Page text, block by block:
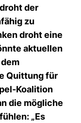
der
zu
droht eine
aktuellen
Quittung für
Koalition
die mögliche
„Es